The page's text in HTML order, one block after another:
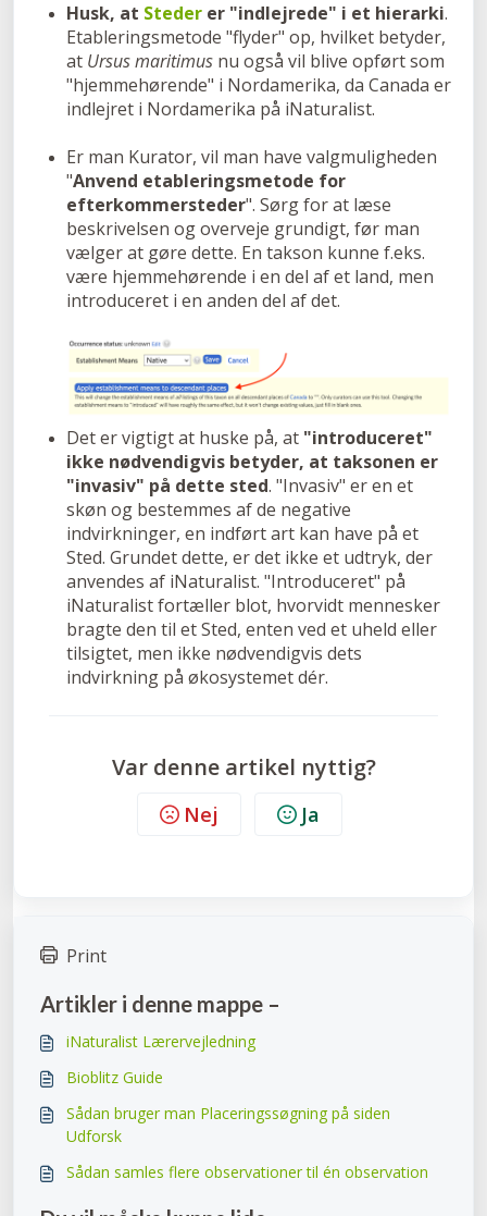
Husk, at Steder er "indlejrede" i et hierarki.
Etableringsmetode "flyder" op, hvilket betyder,
at Ursus maritimus nu også vil blive opført som
"hjemmehørende" i Nordamerika, da Canada er
indlejret i Nordamerika på iNaturalist.
Er man Kurator, vil man have valgmuligheden
"Anvend etableringsmetode for
efterkommersteder". Sørg for at læse
beskrivelsen og overveje grundigt, før man
vælger at gøre dette. En takson kunne f.eks.
være hjemmehørende i en del af et land, men
introduceret i en anden del af det.
Det er vigtigt at huske på, at "introduceret"
ikke nødvendigvis betyder, at taksonen er
"invasiv" på dette sted. "Invasiv" er en et
skøn og bestemmes af de negative
indvirkninger, en indført art kan have på et
Sted. Grundet dette, er det ikke et udtryk, der
anvendes af iNaturalist. "Introduceret" på
iNaturalist fortæller blot, hvorvidt mennesker
bragte den til et Sted, enten ved et uheld eller
tilsigtet, men ikke nødvendigvis dets
indvirkning på økosystemet dér.
Var denne artikel nyttig?
Nej Ja
Print
Artikler i denne mappe –
iNaturalist Lærervejledning
Bioblitz Guide
Sådan bruger man Placeringssøgning på siden
Udforsk
Sådan samles flere observationer til én observation